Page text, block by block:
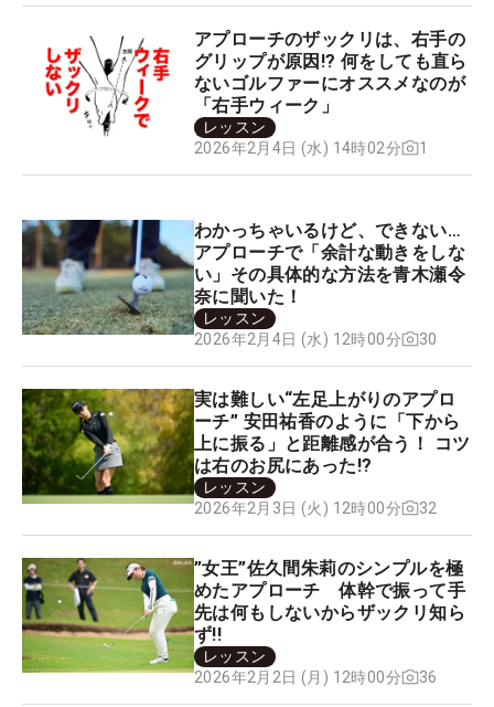
アプローチのザックリは、右手の
グリップが原因!? 何をしても直ら
ないゴルファーにオススメなのが
「右手ウィーク」
レッスン
2026年2月4日 (水) 14時02分
1
わかっちゃいるけど、できない…
アプローチで「余計な動きをしな
い」その具体的な方法を青木瀬令
奈に聞いた！
レッスン
2026年2月4日 (水) 12時00分
30
実は難しい“左足上がりのアプロ
ーチ” 安田祐香のように「下から
上に振る」と距離感が合う！ コツ
は右のお尻にあった!?
レッスン
2026年2月3日 (火) 12時00分
32
”女王”佐久間朱莉のシンプルを極
めたアプローチ 体幹で振って手
先は何もしないからザックリ知ら
ず!!
レッスン
2026年2月2日 (月) 12時00分
36